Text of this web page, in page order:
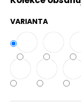
VARIANTA
D
o
p